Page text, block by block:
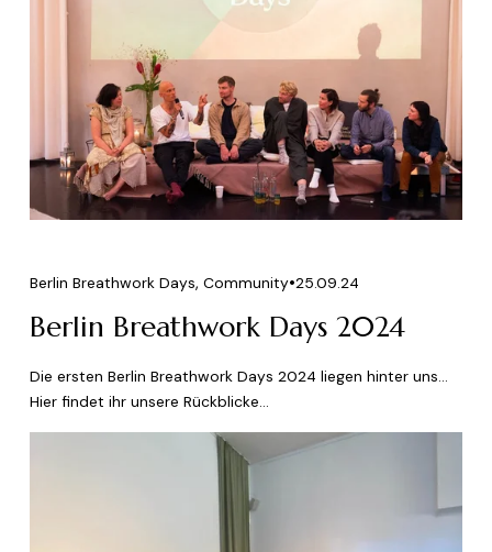
Berlin Breathwork Days, Community 25.09.24
Berlin Breathwork Days 2024
Die ersten Berlin Breathwork Days 2024 liegen hinter uns...
Hier findet ihr unsere Rückblicke...